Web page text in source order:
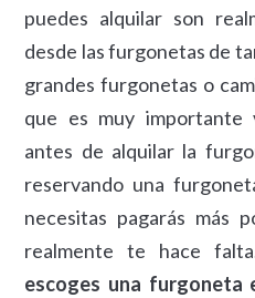
puedes alquilar son
desde las furgonetas de
grandes furgonetas o
que es muy importante
antes de alquilar la
reservando una
necesitas pagarás más
realmente te hace
escoges una furgoneta